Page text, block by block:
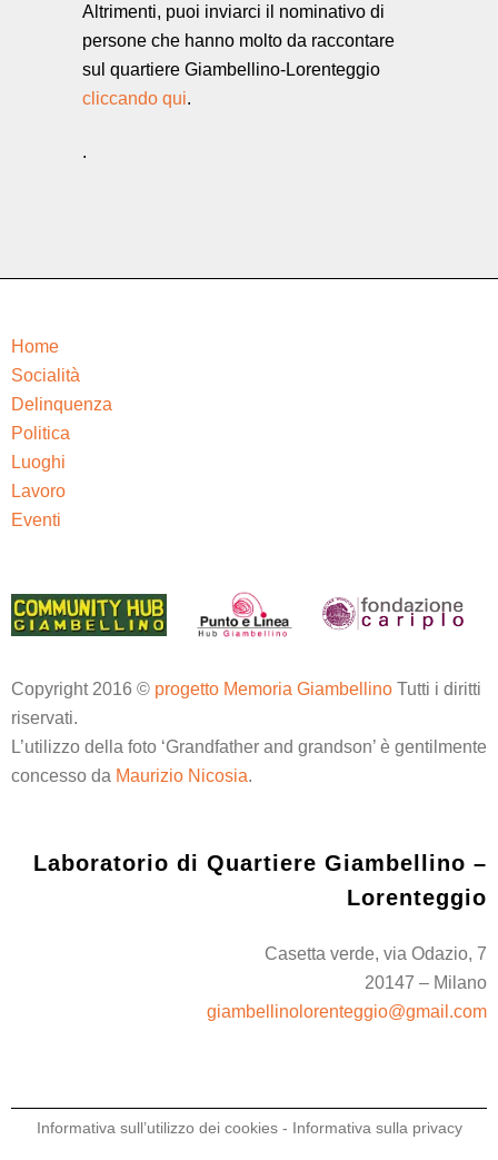
Altrimenti, puoi inviarci il nominativo di
persone che hanno molto da raccontare
sul quartiere Giambellino-Lorenteggio
cliccando qui.
.
Home
Socialità
Delinquenza
Politica
Luoghi
Lavoro
Eventi
Copyright 2016 © progetto Memoria Giambellino Tutti i diritti
riservati.
L’utilizzo della foto ‘Grandfather and grandson’ è gentilmente
concesso da Maurizio Nicosia.
Laboratorio di Quartiere Giambellino –
Lorenteggio
Casetta verde, via Odazio, 7
20147 – Milano
giambellinolorenteggio@gmail.com
Informativa sull’utilizzo dei cookies- Informativa sulla privacy